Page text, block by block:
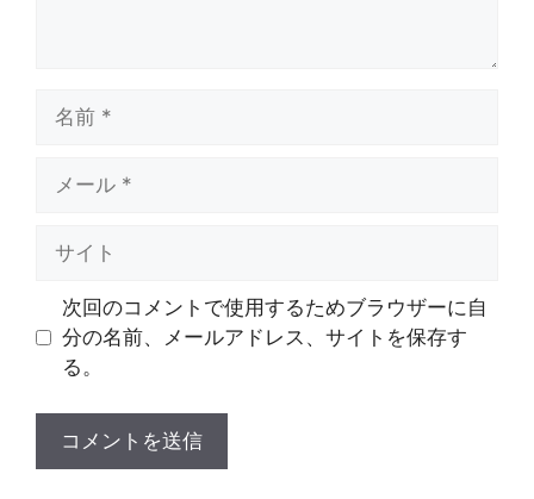
次回のコメントで使用するためブラウザーに自
分の名前、メールアドレス、サイトを保存す
る。